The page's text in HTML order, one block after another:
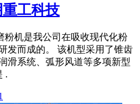
工科技
粉机是我公司在吸收现代化粉
发而成的。 该机型采用了锥齿
滑系统、弧形风道等多项新型
.